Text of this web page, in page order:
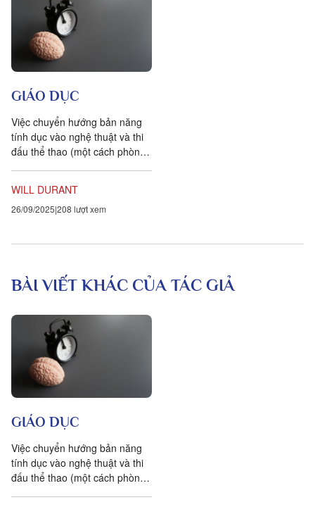
GIÁO DỤC
Việc chuyển hướng bản năng
tính dục vào nghệ thuật và thi
đấu thể thao (một cách phòng
WILL DURANT
26/09/2025 208 lượt xem
BÀI VIẾT KHÁC CỦA TÁC GIẢ
GIÁO DỤC
Việc chuyển hướng bản năng
tính dục vào nghệ thuật và thi
đấu thể thao (một cách phòng